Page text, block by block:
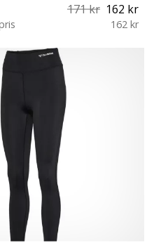
171 kr 162 kr
162 kr
XS